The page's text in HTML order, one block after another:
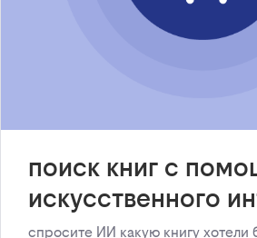
поиск книг с
искусственного
спросите ИИ какую книгу хотели